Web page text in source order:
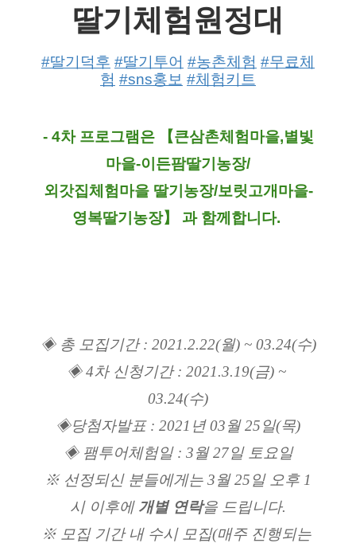
딸기체험원정대
#딸기덕후 #딸기투어 #농촌체험 #무료체
험 #sns홍보 #체험키트
- 4차 프로그램은 【큰삼촌체험마을,별빛
마을-이든팜딸기농장/
외갓집체험마을 딸기농장/보릿고개마을-
영복딸기농장】 과 함께합니다.
◈ 총 모집기간 : 2021.2.22(월) ~ 03.24(수)
◈ 4차 신청기간 : 2021.3.19(금) ~
03.24(수)
◈당첨자발표 : 2021년 03월 25일(목)
◈ 팸투어체험일 : 3월 27일 토요일
※ 선정되신 분들에게는 3월 25일 오후 1
시 이후에 개별 연락을 드립니다.
※ 모집 기간 내 수시 모집(매주 진행되는